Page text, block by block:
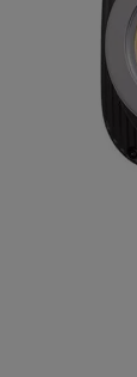
中古品を探す